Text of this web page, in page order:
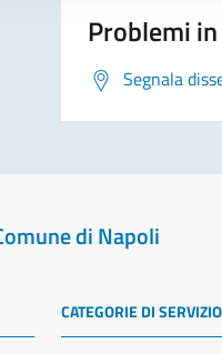
Problemi
Segnala
di Napoli
CATEGORIE DI SERVIZIO